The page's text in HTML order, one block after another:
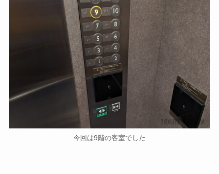
今回は9階の客室でした